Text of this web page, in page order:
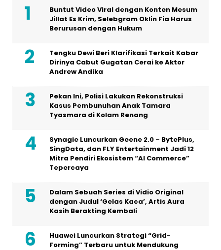
Buntut Video Viral dengan Konten Mesum
Jillat Es Krim, Selebgram Oklin Fia Harus
Berurusan dengan Hukum
Tengku Dewi Beri Klarifikasi Terkait Kabar
Dirinya Cabut Gugatan Cerai ke Aktor
Andrew Andika
Pekan Ini, Polisi Lakukan Rekonstruksi
Kasus Pembunuhan Anak Tamara
Tyasmara di Kolam Renang
Synagie Luncurkan Geene 2.0 – BytePlus,
SingData, dan FLY Entertainment Jadi 12
Mitra Pendiri Ekosistem “AI Commerce”
Tepercaya
Dalam Sebuah Series di Vidio Original
dengan Judul ‘Gelas Kaca’, Artis Aura
Kasih Berakting Kembali
Huawei Luncurkan Strategi “Grid-
Forming” Terbaru untuk Mendukung